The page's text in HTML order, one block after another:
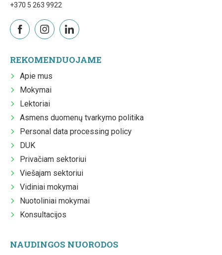
+370 5 263 9922
REKOMENDUOJAME
Apie mus
Mokymai
Lektoriai
Asmens duomenų tvarkymo politika
Personal data processing policy
DUK
Privačiam sektoriui
Viešajam sektoriui
Vidiniai mokymai
Nuotoliniai mokymai
Konsultacijos
NAUDINGOS NUORODOS